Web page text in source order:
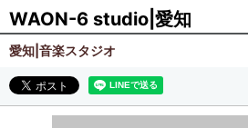
WAON-6 studio|愛知
愛知|音楽スタジオ